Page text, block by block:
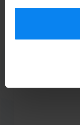
z plików
Państwa kraju,
zmienić